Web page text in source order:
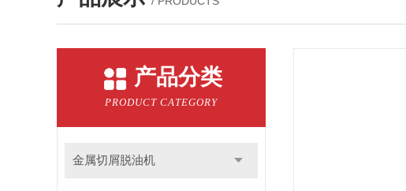
产品分类
PRODUCT CATEGORY
金属切屑脱油机